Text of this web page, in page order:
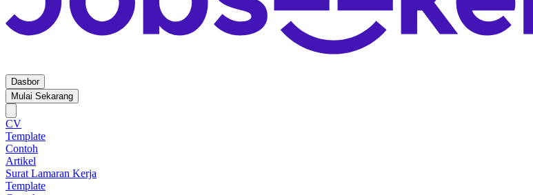
Dasbor
Mulai Sekarang
CV
Template
Contoh
Artikel
Surat Lamaran Kerja
Template